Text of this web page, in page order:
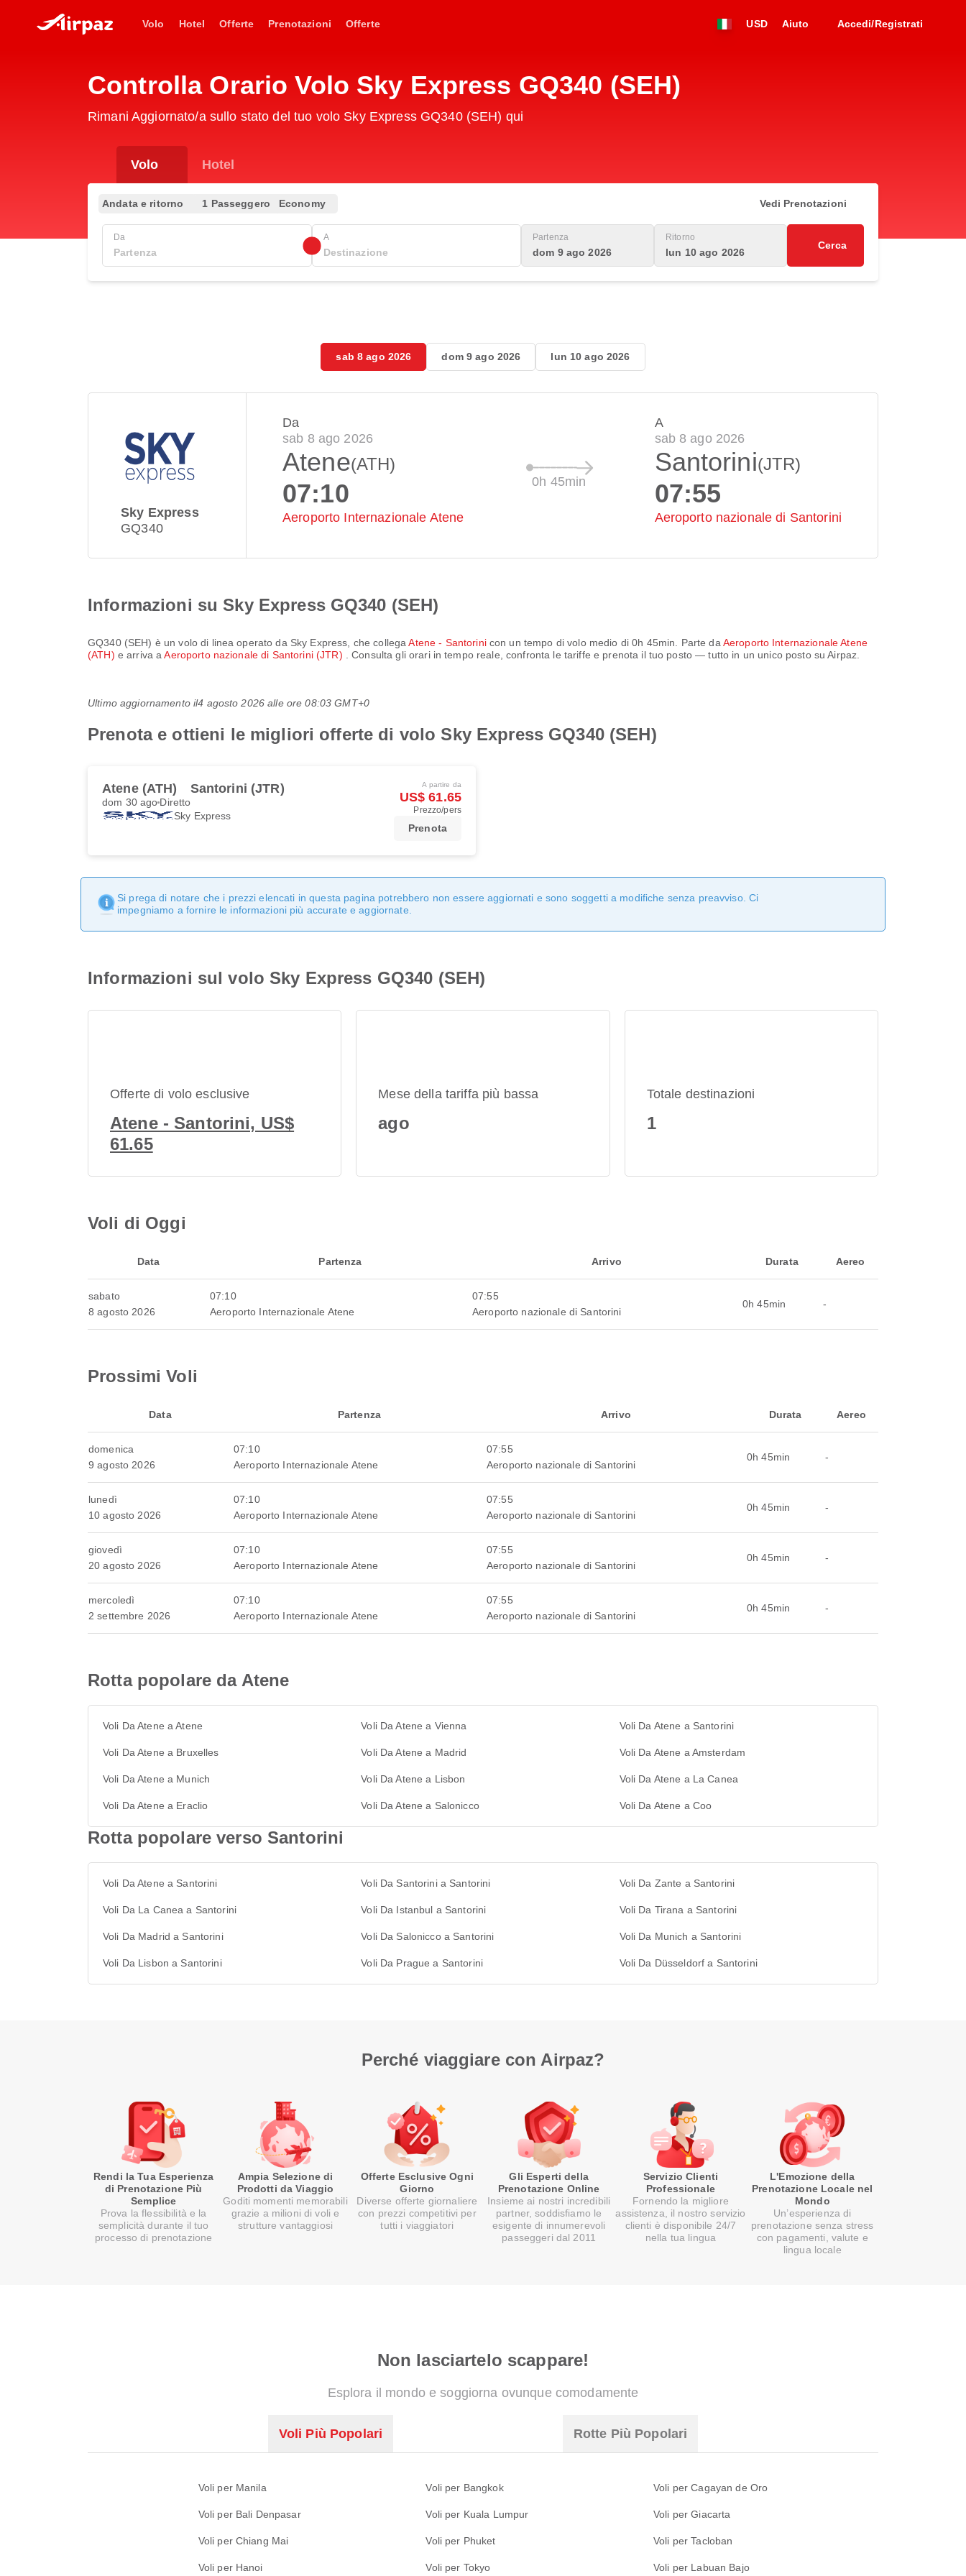
Volo Hotel Offerte Prenotazioni Offerte USD Aiuto Accedi/Registrati
Controlla Orario Volo Sky Express GQ340 (SEH)
Rimani Aggiornato/a sullo stato del tuo volo Sky Express GQ340 (SEH) qui
Volo Hotel
Andata e ritorno 1 Passeggero Economy Vedi Prenotazioni
Da A Partenza
dom 9 ago 2026
Ritorno
lun 10 ago 2026
Cerca
sab 8 ago 2026 dom 9 ago 2026 lun 10 ago 2026
Sky Express
GQ340
Da
sab 8 ago 2026
Atene(ATH)
07:10
Aeroporto Internazionale Atene
0h 45min
A
sab 8 ago 2026
Santorini(JTR)
07:55
Aeroporto nazionale di Santorini
Informazioni su Sky Express GQ340 (SEH)
GQ340(SEH) è un volo di linea operato da Sky Express , che collegaAtene - Santorinicon un tempo di volo medio di0h 45min . Parte da Aeroporto Internazionale Atene
(ATH) e arriva aAeroporto nazionale di Santorini (JTR) . Consulta gli orari in tempo reale, confronta le tariffe e prenota il tuo posto — tutto in un unico posto su Airpaz.
Ultimo aggiornamento il4 agosto 2026 alle ore 08:03 GMT+0
Prenota e ottieni le migliori offerte di volo Sky Express GQ340 (SEH)
Atene (ATH) Santorini (JTR)
dom 30 ago Diretto
Sky Express
A partire da
US$ 61.65
Prezzo/pers
Prenota
Si prega di notare che i prezzi elencati in questa pagina potrebbero non essere aggiornati e sono soggetti a modifiche senza preavviso. Ci
impegniamo a fornire le informazioni più accurate e aggiornate.
Informazioni sul volo Sky Express GQ340 (SEH)
Offerte di volo esclusive
Atene - Santorini, US$
61.65
Mese della tariffa più bassa
ago
Totale destinazioni
1
Voli di Oggi
Data Partenza Arrivo Durata Aereo
sabato
8 agosto 2026
07:10
Aeroporto Internazionale Atene
07:55
Aeroporto nazionale di Santorini
0h 45min -
Prossimi Voli
Data Partenza Arrivo Durata Aereo
domenica
9 agosto 2026
07:10
Aeroporto Internazionale Atene
07:55
Aeroporto nazionale di Santorini
0h 45min -
lunedì
10 agosto 2026
07:10
Aeroporto Internazionale Atene
07:55
Aeroporto nazionale di Santorini
0h 45min -
giovedì
20 agosto 2026
07:10
Aeroporto Internazionale Atene
07:55
Aeroporto nazionale di Santorini
0h 45min -
mercoledì
2 settembre 2026
07:10
Aeroporto Internazionale Atene
07:55
Aeroporto nazionale di Santorini
0h 45min -
Rotta popolare da Atene
Voli Da Atene a Atene Voli Da Atene a Vienna Voli Da Atene a Santorini
Voli Da Atene a Bruxelles Voli Da Atene a Madrid Voli Da Atene a Amsterdam
Voli Da Atene a Munich Voli Da Atene a Lisbon Voli Da Atene a La Canea
Voli Da Atene a Eraclio Voli Da Atene a Salonicco Voli Da Atene a Coo
Rotta popolare verso Santorini
Voli Da Atene a Santorini Voli Da Santorini a Santorini Voli Da Zante a Santorini
Voli Da La Canea a Santorini Voli Da Istanbul a Santorini Voli Da Tirana a Santorini
Voli Da Madrid a Santorini Voli Da Salonicco a Santorini Voli Da Munich a Santorini
Voli Da Lisbon a Santorini Voli Da Prague a Santorini Voli Da Düsseldorf a Santorini
Perché viaggiare con Airpaz?
Rendi la Tua Esperienza
di Prenotazione Più
Semplice
Prova la flessibilità e la
semplicità durante il tuo
processo di prenotazione
Ampia Selezione di
Prodotti da Viaggio
Goditi momenti memorabili
grazie a milioni di voli e
strutture vantaggiosi
Offerte Esclusive Ogni
Giorno
Diverse offerte giornaliere
con prezzi competitivi per
tutti i viaggiatori
Gli Esperti della
Prenotazione Online
Insieme ai nostri incredibili
partner, soddisfiamo le
esigente di innumerevoli
passeggeri dal 2011
Servizio Clienti
Professionale
Fornendo la migliore
assistenza, il nostro servizio
clienti è disponibile 24/7
nella tua lingua
L'Emozione della
Prenotazione Locale nel
Mondo
Un’esperienza di
prenotazione senza stress
con pagamenti, valute e
lingua locale
Non lasciartelo scappare!
Esplora il mondo e soggiorna ovunque comodamente
Voli Più Popolari Rotte Più Popolari
Voli per Manila Voli per Bangkok Voli per Cagayan de Oro
Voli per Bali Denpasar Voli per Kuala Lumpur Voli per Giacarta
Voli per Chiang Mai Voli per Phuket Voli per Tacloban
Voli per Hanoi Voli per Tokyo Voli per Labuan Bajo